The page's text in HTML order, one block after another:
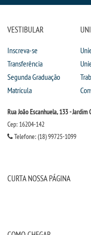
CURSOS
LICENCIATURAS
VESTIBULAR
Inscreva-se
Transferência
Segunda Graduação
Matrícula
Rua João Escanhuela, 133 -
Cep: 16204-142
Telefone: (18) 99725-1099
CURTA NOSSA PÁGINA